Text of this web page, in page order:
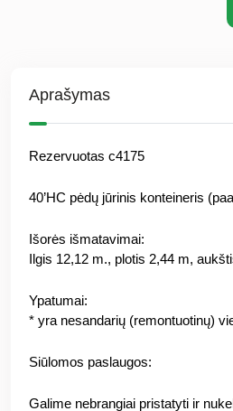
Aprašymas
Rezervuotas c4175
40’HC pėdų jūrinis konteineris
Išorės išmatavimai:
Ilgis 12,12 m., plotis 2,44 m,
Ypatumai:
* yra nesandarių (remontuotinų)
Siūlomos paslaugos:
Galime nebrangiai pristatyti ir